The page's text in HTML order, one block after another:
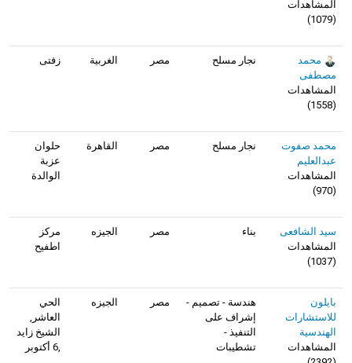
المشاهدات
(
1079
)
محمد
مصطفى
المشاهدات
(
1558
)
نجار مسلح مصر الغربية زفتى
محمد صفوت
عبدالعليم
المشاهدات
(
970
)
نجار مسلح مصر القاهرة
حلوان
عزبة
الوالدة
سيد الشافعى
المشاهدات
(
1037
)
بناء مصر الجيزه
مركز
اطفيح
بايلون
للاستشارات
الهندسية
المشاهدات
هندسة - تصميم -
إشراف على
التنفيذ -
تشطيبات
مصر الجيزه
الحي
العاشر,
الشيخ زايد
,6 أكتوبر